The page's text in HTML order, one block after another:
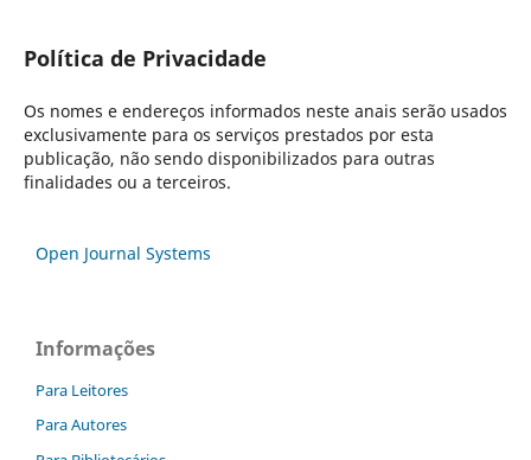
Política de Privacidade
Os nomes e endereços informados neste anais serão usados
exclusivamente para os serviços prestados por esta
publicação, não sendo disponibilizados para outras
finalidades ou a terceiros.
Open Journal Systems
Informações
Para Leitores
Para Autores